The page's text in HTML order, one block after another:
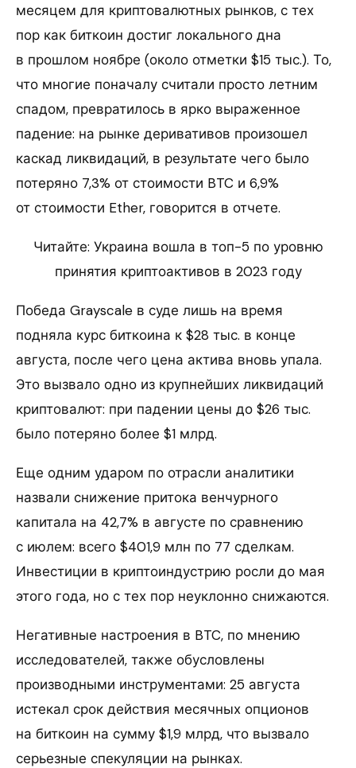
месяцем для криптовалютных рынков, с тех
пор как биткоин достиг локального дна
в прошлом ноябре (около отметки $15 тыс.). То,
что многие поначалу считали просто летним
спадом, превратилось в ярко выраженное
падение: на рынке деривативов произошел
каскад ликвидаций, в результате чего было
потеряно 7,3% от стоимости BTC и 6,9%
от стоимости Ether, говорится в отчете.
Читайте: Украина вошла в топ-5 по уровню
принятия криптоактивов в 2023 году
Победа Grayscale в суде лишь на время
подняла курс биткоина к $28 тыс. в конце
августа, после чего цена актива вновь упала.
Это вызвало одно из крупнейших ликвидаций
криптовалют: при падении цены до $26 тыс.
было потеряно более $1 млрд.
Еще одним ударом по отрасли аналитики
назвали снижение притока венчурного
капитала на 42,7% в августе по сравнению
с июлем: всего $401,9 млн по 77 сделкам.
Инвестиции в криптоиндустрию росли до мая
этого года, но с тех пор неуклонно снижаются.
Негативные настроения в BTC, по мнению
исследователей, также обусловлены
производными инструментами: 25 августа
истекал срок действия месячных опционов
на биткоин на сумму $1,9 млрд, что вызвало
серьезные спекуляции на рынках.